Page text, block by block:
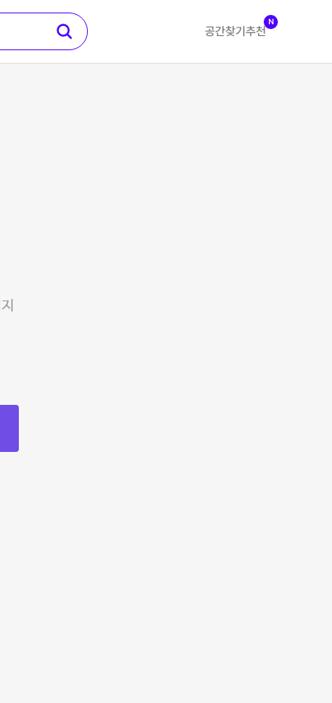
공간찾기 추천
N